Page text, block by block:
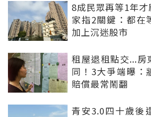
8成民眾再等1年
家指2關鍵：都在
加上沉迷股市
租屋退租點交...房
同！3大爭端曝：
賠償最常鬧翻
青安3.0四十歲後